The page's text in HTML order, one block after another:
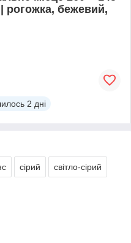
рогожка, бежевий,
2 дні
сірий світло-сірий